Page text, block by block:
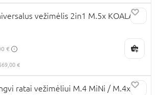
vežimėlis 2in1 M.5x KOALA,
€
€
ratai vežimėliui M.4 MiNi / M.4x